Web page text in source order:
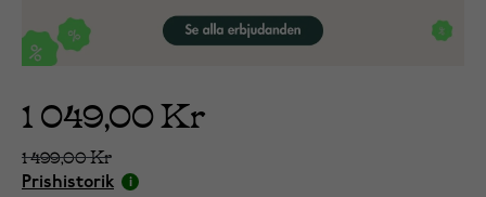
1 049,00 Kr
1 499,00 Kr
Prishistorik